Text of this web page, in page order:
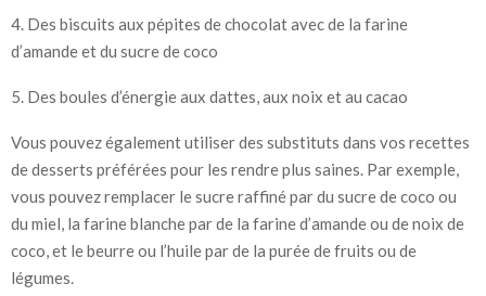
4. Des biscuits aux pépites de chocolat avec de la farine
d’amande et du sucre de coco
5. Des boules d’énergie aux dattes, aux noix et au cacao
Vous pouvez également utiliser des substituts dans vos recettes
de desserts préférées pour les rendre plus saines. Par exemple,
vous pouvez remplacer le sucre raffiné par du sucre de coco ou
du miel, la farine blanche par de la farine d’amande ou de noix de
coco, et le beurre ou l’huile par de la purée de fruits ou de
légumes.